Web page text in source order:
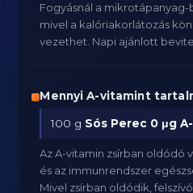
Fogyásnál a
mivel a kalóriakorlátozás
vezethet. Napi ajánlott
Mennyi A-vitamint
100 g Sós Perec 0 μg
Az A-vitamin zsírban oldódó
és az immunrendszer
Mivel zsírban oldódik,